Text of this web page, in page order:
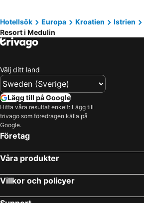
Hotellsök Europa Kroatien Istrien
Resort i Medulin
Välj ditt land
Lägg till på Google
Hitta våra resultat enkelt: Lägg till
trivago som föredragen källa på
Google.
Företag
Våra produkter
Villkor och policyer